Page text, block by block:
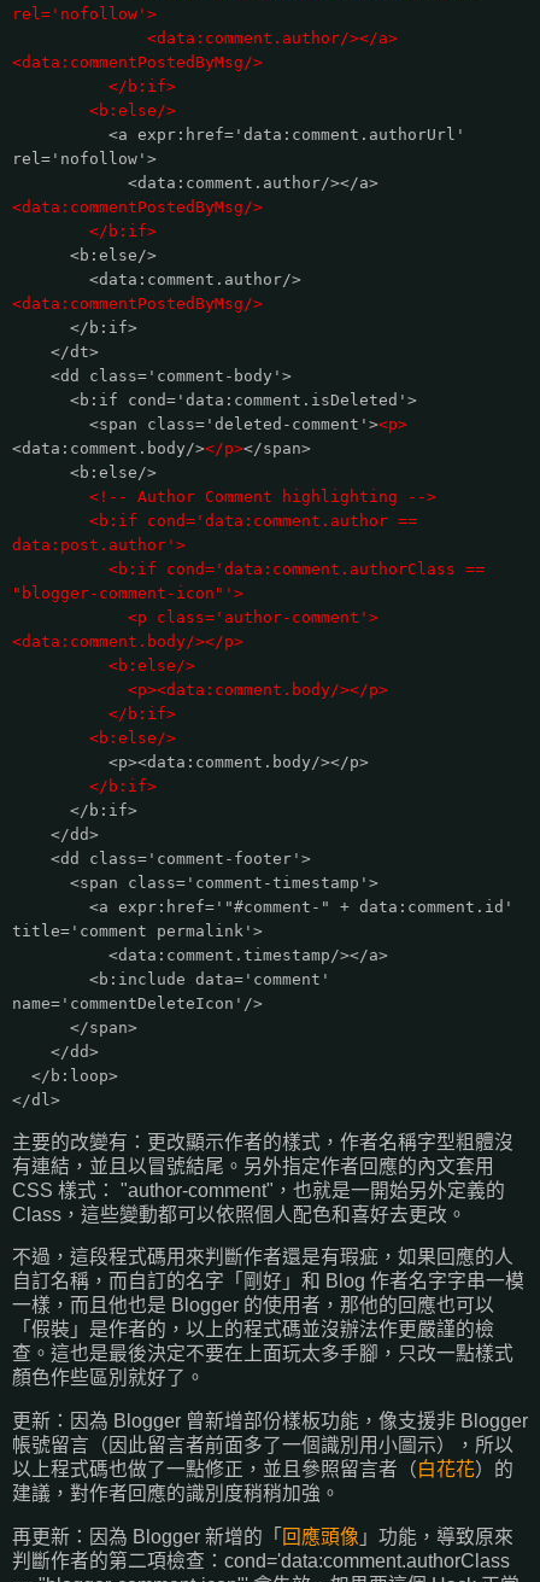
rel='nofollow'>
<data:comment.author/></a>
<data:commentPostedByMsg/>
</b:if>
<b:else/>
<a expr:href='data:comment.authorUrl'
rel='nofollow'>
<data:comment.author/></a>
<data:commentPostedByMsg/>
</b:if>
<b:else/>
<data:comment.author/>
<data:commentPostedByMsg/>
</b:if>
</dt>
<dd class='comment-body'>
<b:if cond='data:comment.isDeleted'>
<span class='deleted-comment'><p>
<data:comment.body/></p></span>
<b:else/>
<!-- Author Comment highlighting -->
<b:if cond='data:comment.author ==
data:post.author'>
<b:if cond='data:comment.authorClass ==
"blogger-comment-icon"'>
<p class='author-comment'>
<data:comment.body/></p>
<b:else/>
<p><data:comment.body/></p>
</b:if>
<b:else/>
<p><data:comment.body/></p>
</b:if>
</b:if>
</dd>
<dd class='comment-footer'>
<span class='comment-timestamp'>
<a expr:href='"#comment-" + data:comment.id'
title='comment permalink'>
<data:comment.timestamp/></a>
<b:include data='comment'
name='commentDeleteIcon'/>
</span>
</dd>
</b:loop>
</dl>
主要的改變有：更改顯示作者的樣式，作者名稱字型粗體沒
有連結，並且以冒號結尾。另外指定作者回應的內文套用
CSS 樣式： "author-comment"，也就是一開始另外定義的
Class，這些變動都可以依照個人配色和喜好去更改。
不過，這段程式碼用來判斷作者還是有瑕疵，如果回應的人
自訂名稱，而自訂的名字「剛好」和 Blog 作者名字字串一模
一樣，而且他也是 Blogger 的使用者，那他的回應也可以
「假裝」是作者的，以上的程式碼並沒辦法作更嚴謹的檢
查。這也是最後決定不要在上面玩太多手腳，只改一點樣式
顏色作些區別就好了。
更新：因為 Blogger 曾新增部份樣板功能，像支援非 Blogger
帳號留言（因此留言者前面多了一個識別用小圖示），所以
以上程式碼也做了一點修正，並且參照留言者（白花花）的
建議，對作者回應的識別度稍稍加強。
再更新：因為 Blogger 新增的「 回應頭像 」功能，導致原來
判斷作者的第二項檢查：cond='data:comment.authorClass